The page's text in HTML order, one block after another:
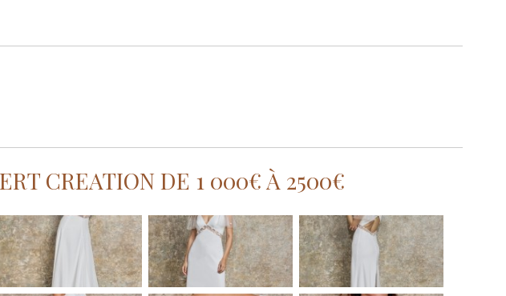
CREATION DE 1 000€ À 2500€